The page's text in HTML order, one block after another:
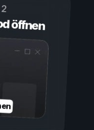
öffnen